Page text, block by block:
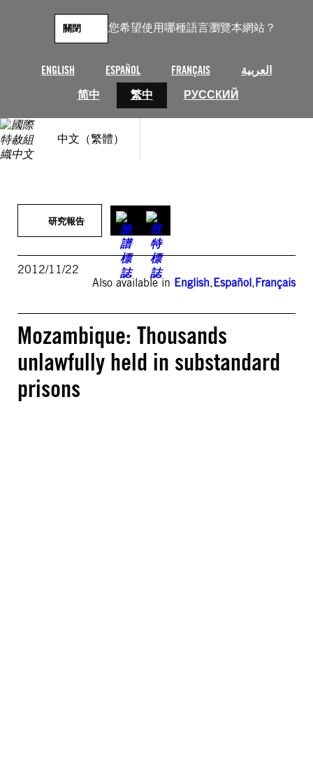
您希望使用哪種語言瀏覽本網站？
ENGLISH ESPAÑOL FRANÇAIS
العربية
简中
繁中 РУССКИЙ
關閉
中文（繁體）
研究報告
2012/11/22
Also available in English,Español,Français
Mozambique: Thousands
unlawfully held in substandard
prisons